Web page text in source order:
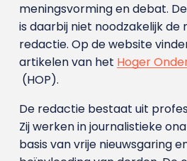
meningsvorming en debat.
is daarbij niet noodzakelijk de
redactie. Op de website
artikelen van het Hoger
(HOP).
De redactie bestaat uit
Zij werken in journalistieke
basis van vrije nieuwsgaring